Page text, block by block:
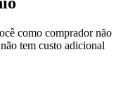
como comprador não
tem custo adicional